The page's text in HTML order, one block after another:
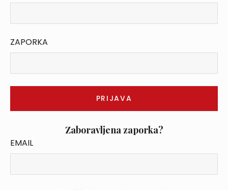
ZAPORKA
Zaboravljena zaporka?
EMAIL